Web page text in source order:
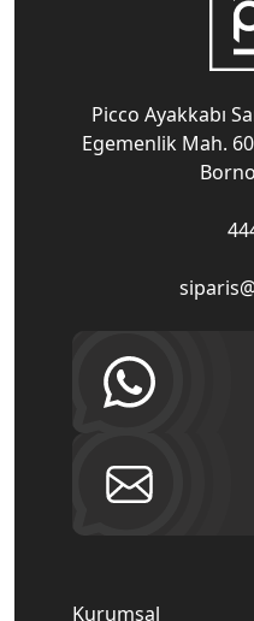
Picco Ayakkabı
Egemenlik Mah.
Kurumsal